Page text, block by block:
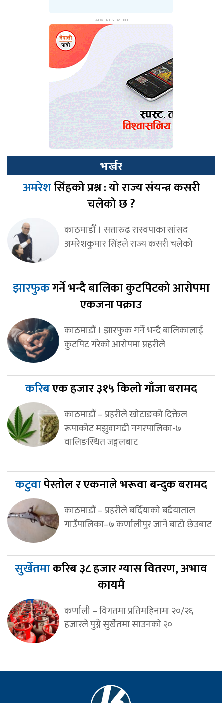
भर्खर
अमरेशसिंहको प्रश्न : यो राज्य संयन्त्र कसरी
चलेको छ ?
काठमाडौँ । सत्तारुढ रास्वपाका सांसद
अमरेशकुमार सिंहले राज्य कसरी चलेको
झारफुकगर्ने भन्दै बालिका कुटपिटको आरोपमा
एकजना पक्राउ
काठमाडौं । झारफुक गर्ने भन्दै बालिकालाई
कुटपिट गरेको आरोपमा प्रहरीले
करिबएक हजार ३१५ किलो गाँजा बरामद
काठमाडौं – प्रहरीले खोटाङको दिक्तेल
रूपाकोट मझुवागढी नगरपालिका-७
वालिङस्थित जङ्गलबाट
कटुवापेस्तोल र एकनाले भरूवा बन्दुक बरामद
काठमाडौं – प्रहरीले बर्दियाको बढैयाताल
गाउँपालिका–७ कर्णालीपुर जाने बाटो छेउबाट
सुर्खेतमाकरिब ३८ हजार ग्यास वितरण, अभाव
कायमै
कर्णाली – विगतमा प्रतिमहिनामा २०/२६
हजारले पुग्ने सुर्खेतमा साउनको २०